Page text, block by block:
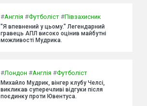
#Англія #Футболіст #Півзахисник
"Я впевнений у цьому." Легендарний
гравець АПЛ високо оцінив майбутні
можливості Мудрика.
#Лондон #Англія #Футболіст
Михайло Мудрик, вінгер клубу Челсі,
викликав суперечливі відгуки після
поєдинку проти Ювентуса.